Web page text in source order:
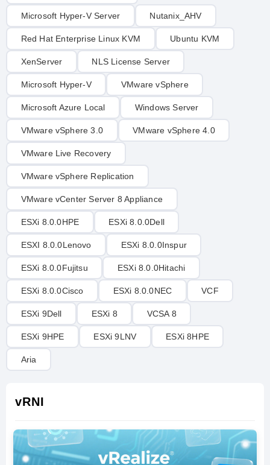
Microsoft Hyper-V Server Nutanix_AHV
Red Hat Enterprise Linux KVM Ubuntu KVM
XenServer NLS License Server
Microsoft Hyper-V VMware vSphere
Microsoft Azure Local Windows Server
VMware vSphere 3.0 VMware vSphere 4.0
VMware Live Recovery
VMware vSphere Replication
VMware vCenter Server 8 Appliance
ESXi 8.0.0HPE ESXi 8.0.0Dell
ESXI 8.0.0Lenovo ESXi 8.0.0Inspur
ESXi 8.0.0Fujitsu ESXi 8.0.0Hitachi
ESXi 8.0.0Cisco ESXi 8.0.0NEC VCF
ESXi 9Dell ESXi 8 VCSA 8
ESXi 9HPE ESXi 9LNV ESXi 8HPE
Aria
vRNI